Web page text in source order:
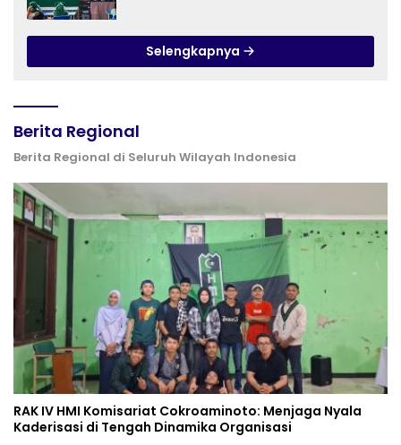
Selengkapnya
Berita Regional
Berita Regional di Seluruh Wilayah Indonesia
RAK IV HMI Komisariat Cokroaminoto: Menjaga Nyala
Kaderisasi di Tengah Dinamika Organisasi